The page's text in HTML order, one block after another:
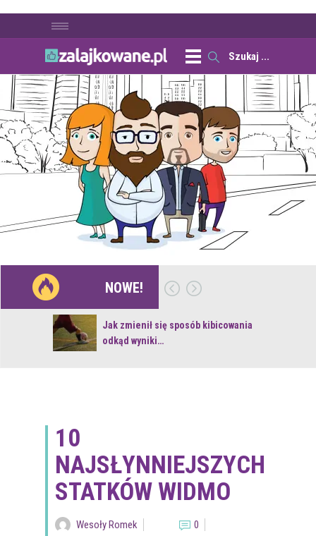
NOWE!
Jak zmienił się sposób kibicowania
odkąd wyniki…
10
NAJSŁYNNIEJSZYCH
STATKÓW WIDMO
Wesoły Romek
0